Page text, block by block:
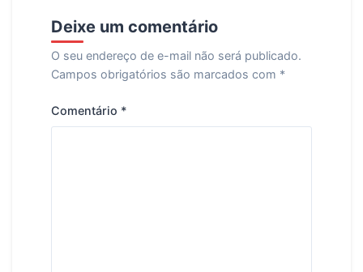
Deixe um comentário
O seu endereço de e-mail não será publicado.
Campos obrigatórios são marcados com *
Comentário *